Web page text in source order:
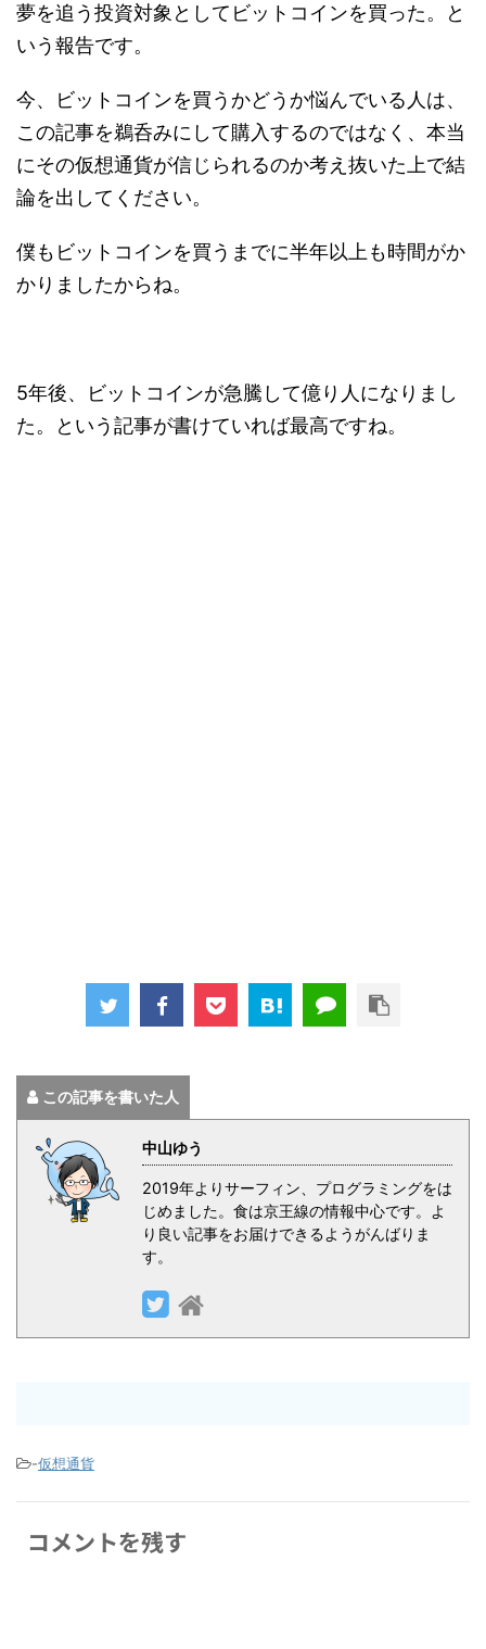
夢を追う投資対象としてビットコインを買った。と
いう報告です。
今、ビットコインを買うかどうか悩んでいる人は、
この記事を鵜呑みにして購入するのではなく、本当
にその仮想通貨が信じられるのか考え抜いた上で結
論を出してください。
僕もビットコインを買うまでに半年以上も時間がか
かりましたからね。
5年後、ビットコインが急騰して億り人になりまし
た。という記事が書けていれば最高ですね。
この記事を書いた人
中山ゆう
2019年よりサーフィン、プログラミングをは
じめました。食は京王線の情報中心です。よ
り良い記事をお届けできるようがんばりま
す。
-仮想通貨
コメントを残す